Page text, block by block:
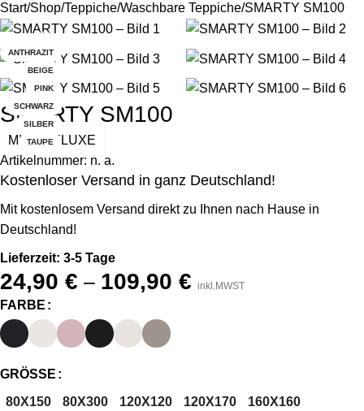
Start Shop Teppiche Waschbare Teppiche SMARTY SM100
-20%
ANTHRAZIT
BEIGE
PINK
SCHWARZ
SILBER
TAUPE
SMARTY SM100
MIBA DELUXE
Artikelnummer: n. a.
Kostenloser Versand in ganz Deutschland!
Mit kostenlosem Versand direkt zu Ihnen nach Hause in
Deutschland!
Lieferzeit: 3-5 Tage
24,90 € – 109,90 € inkl.MWST
FARBE
GRÖSSE
80X150 80X300 120X120 120X170 160X160